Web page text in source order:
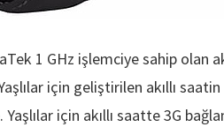
1 GHz işlemciye sahip olan
için geliştirilen akıllı
için akıllı saatte 3G